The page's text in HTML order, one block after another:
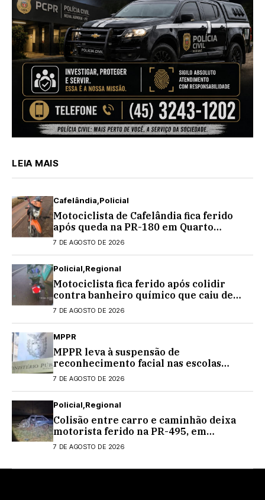
LEIA MAIS
Cafelândia Policial
Motociclista de Cafelândia fica ferido
após queda na PR-180 em Quarto
Centenário
7 DE AGOSTO DE 2026
Policial Regional
Motociclista fica ferido após colidir
contra banheiro químico que caiu de
caminhão na PRC-467, em Cascavel
7 DE AGOSTO DE 2026
MPPR
MPPR leva à suspensão de
reconhecimento facial nas escolas
estaduais
7 DE AGOSTO DE 2026
Policial Regional
Colisão entre carro e caminhão deixa
motorista ferido na PR-495, em
Medianeira
7 DE AGOSTO DE 2026